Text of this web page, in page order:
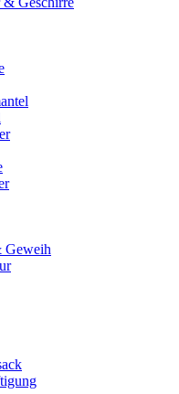
Geweih